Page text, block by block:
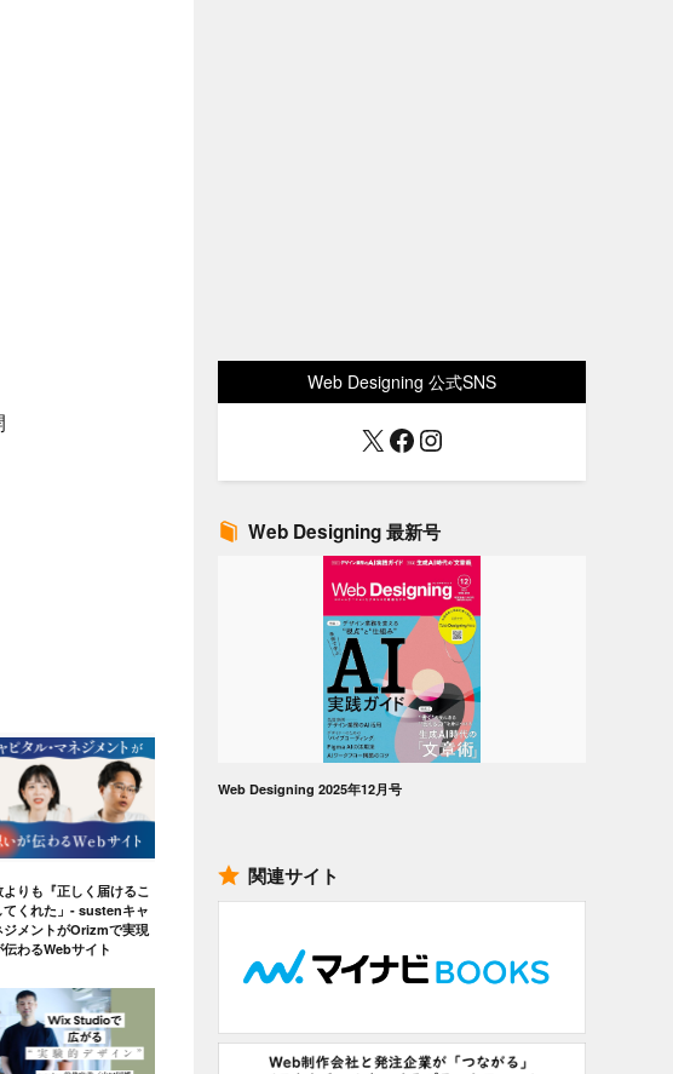
よりも『正しく届けるこ
てくれた」- sustenキャ
ジメントがOrizmで実現
わるWebサイト
Web Designing 公式SNS
X Facebook
Instagram
Web Designing 最新号
Web Designing 2025年12月号
関連サイト